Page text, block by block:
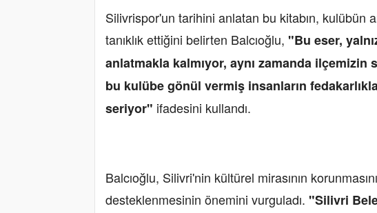
Silivrispor'un tarihini anlatan bu kitabın, kulübün
tanıklık ettiğini belirten Balcıoğlu, "Bu eser,
anlatmakla kalmıyor, aynı zamanda ilçemizin
bu kulübe gönül vermiş insanların
seriyor" ifadesini kullandı.
Balcıoğlu, Silivri'nin kültürel mirasının
desteklenmesinin önemini vurguladı. "Silivri